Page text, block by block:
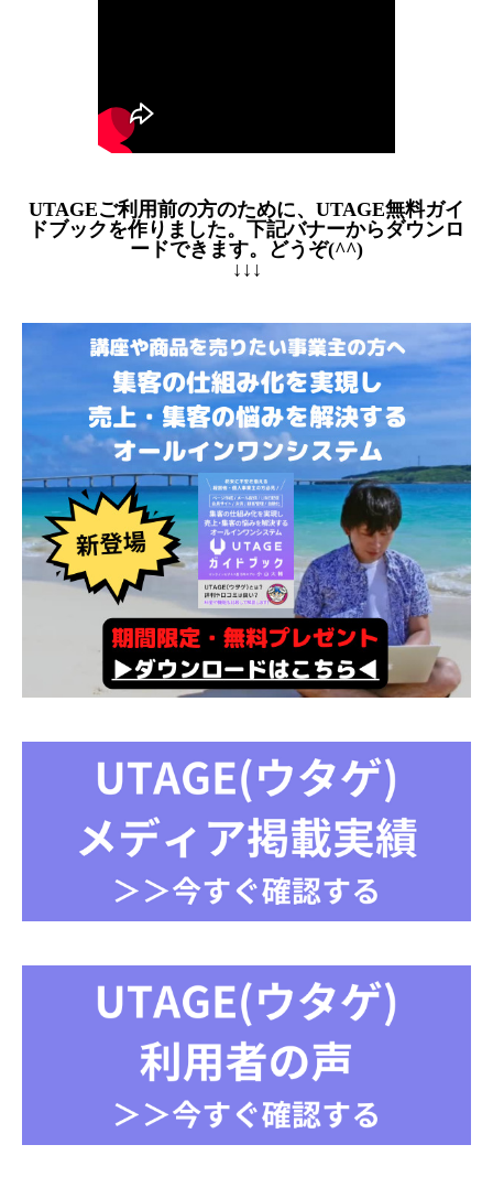
UTAGEご利用前の方のために、UTAGE無料ガイ
ドブックを作りました。下記バナーからダウンロ
ードできます。どうぞ(^^)
↓↓↓